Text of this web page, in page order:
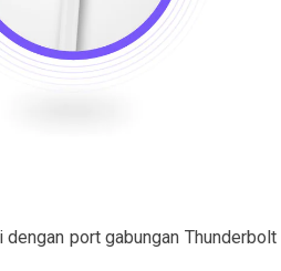
port gabungan Thunderbolt